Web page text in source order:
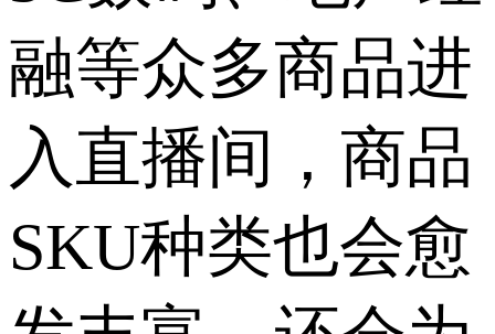
融等众多商品进
入直播间，商品
SKU种类也会愈